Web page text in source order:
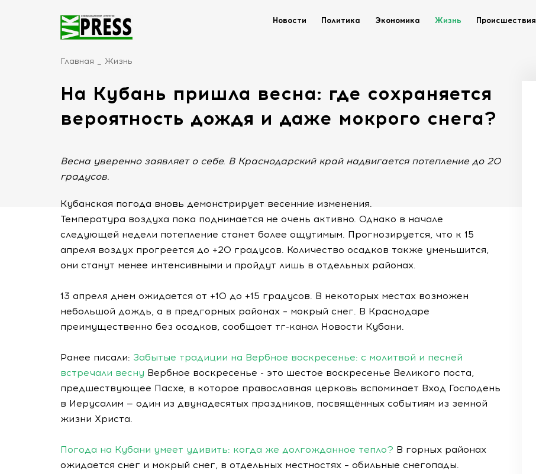
Новости Политика Экономика Жизнь Происшествия
Главная Жизнь
На Кубань пришла весна: где сохраняется
вероятность дождя и даже мокрого снега?
Весна уверенно заявляет о себе. В Краснодарский край надвигается потепление до 20
градусов.
Кубанская погода вновь демонстрирует весенние изменения.
Температура воздуха пока поднимается не очень активно. Однако в начале
следующей недели потепление станет более ощутимым. Прогнозируется, что к 15
апреля воздух прогреется до +20 градусов. Количество осадков также уменьшится,
они станут менее интенсивными и пройдут лишь в отдельных районах.
13 апреля днем ожидается от +10 до +15 градусов. В некоторых местах возможен
небольшой дождь, а в предгорных районах – мокрый снег. В Краснодаре
преимущественно без осадков, сообщает тг-канал Новости Кубани.
Ранее писали: Забытые традиции на Вербное воскресенье: с молитвой и песней
встречали весну Вербное воскресенье - это шестое воскресенье Великого поста,
предшествующее Пасхе, в которое православная церковь вспоминает Вход Господень
в Иерусалим — один из двунадесятых праздников, посвящённых событиям из земной
жизни Христа.
Погода на Кубани умеет удивить: когда же долгожданное тепло? В горных районах
ожидается снег и мокрый снег, в отдельных местностях – обильные снегопады.